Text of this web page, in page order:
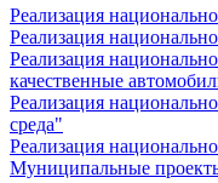
Реализация
Реализация
Реализация
качественные
Реализация
среда"
Реализация
Муниципальные